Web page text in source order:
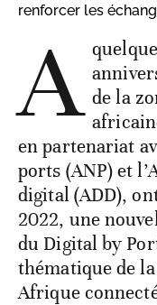
renforcer les
A de la
en partenariat
ports (ANP) et
digital (ADD),
2022, une
du Digital by
thématique de
Afrique